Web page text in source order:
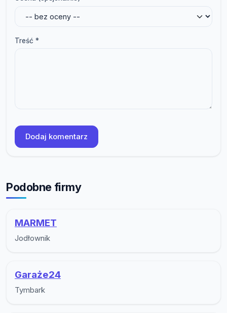
Treść *
Dodaj komentarz
Podobne firmy
MARMET
Jodłownik
Garaże24
Tymbark